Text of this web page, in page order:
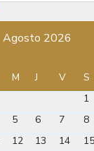
Agosto 2026
M J V S
1
5 6 7 8
12 13 14 15